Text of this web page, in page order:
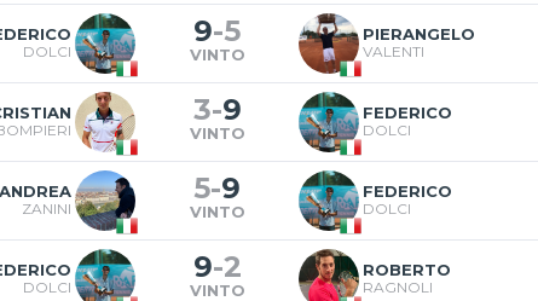
DOLCI
9-5
VINTO
PIERANGELO
VALENTI
3-9
VINTO
FEDERICO
DOLCI
ANDREA
ZANINI
5-9
VINTO
FEDERICO
DOLCI
DOLCI
9-2
VINTO
ROBERTO
RAGNOLI